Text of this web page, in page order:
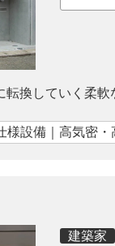
換していく柔
様設備｜高気密・
建築家